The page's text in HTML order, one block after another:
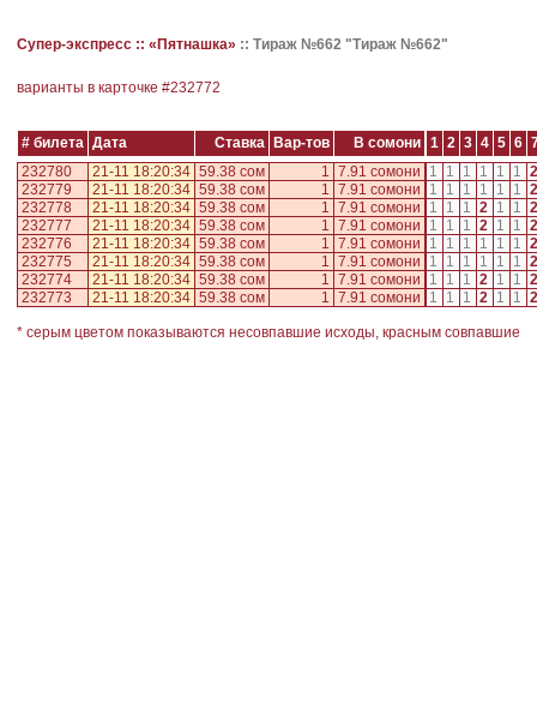
Супер-экспресс :: «Пятнашка» :: Тираж №662 "Тираж №662"
варианты в карточке #232772
# билета Дата Ставка Вар-тов В сомони 1 2 3 4 5 6
232780
21-11 18:20:34 59.38 сом 1 7.91 сомони 1 1 1 1 1 1 2
232779
21-11 18:20:34 59.38 сом 1 7.91 сомони 1 1 1 1 1 1 2
232778
21-11 18:20:34 59.38 сом 1 7.91 сомони 1 1 1 2 1 1 2
232777
21-11 18:20:34 59.38 сом 1 7.91 сомони 1 1 1 2 1 1 2
232776
21-11 18:20:34 59.38 сом 1 7.91 сомони 1 1 1 1 1 1 2
232775
21-11 18:20:34 59.38 сом 1 7.91 сомони 1 1 1 1 1 1 2
232774
21-11 18:20:34 59.38 сом 1 7.91 сомони 1 1 1 2 1 1 2
232773
21-11 18:20:34 59.38 сом 1 7.91 сомони 1 1 1 2 1 1 2
* серым цветом показываются несовпавшие исходы, красным совпавшие